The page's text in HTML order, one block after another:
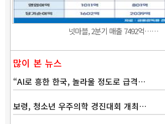
넷마블, 2분기 매출 7492억……
많이 본 뉴스
“AI로 흥한 한국, 놀라울 정도로 급격…
보령, 청소년 우주의학 경진대회 개최…